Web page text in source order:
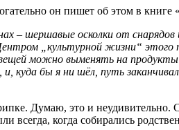
он пишет об этом в
– шершавые осколки от
„культурной жизни“ этого
можно выменять на
бы я ни шёл, путь
Думаю, это и
когда собирались